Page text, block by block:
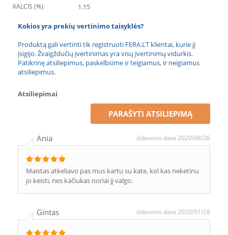
KALCIS (%): 1.15
Kokios yra prekių vertinimo taisyklės?
Produktą gali vertinti tik registruoti FERA.LT klientai, kurie jį
įsigijo. Žvaigždučių įvertinimas yra visų įvertinimų vidurkis.
Patikrinę atsiliepimus, paskelbsime ir teigiamus, ir neigiamus
atsiliepimus.
Atsiliepimai
PARAŠYTI ATSILIEPIMĄ
Ania išdavimo data 2020/08/26
Maistas atkeliavo pas mus kartu su kate, kol kas neketinu
jo keisti, nes kačiukas noriai jį valgo.
Gintas išdavimo data 2020/01/28